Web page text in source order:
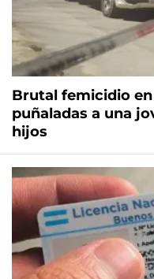
Brutal femicidio
puñaladas a una
hijos